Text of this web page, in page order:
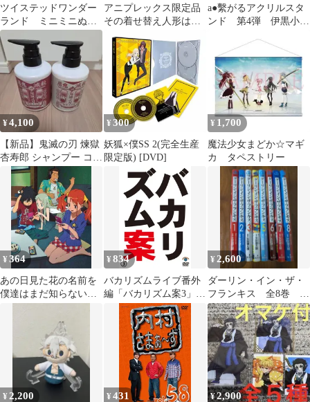
ツイステッドワンダー
ランド ミニミニぬい
ぐるみ ユニオンバー
スデー スカラビア
アニプレックス限定品
その着せ替え人形は恋
をする 喜多川海夢 ナイ
トプールver
a●繫がるアクリルスタ
ンド 第4弾 伊黒小芭
¥4,100
【新品】鬼滅の刃 煉獄
杏寿郎 シャンプー コン
ディショナー
primaniacs
¥ 300
妖狐×僕SS 2(完全生産
限定版) [DVD]
¥ 1,700
魔法少女まどか☆マギ
カ タペストリー
¥364
あの日見た花の名前を
僕達はまだ知らない。
¥834
バカリズムライブ番外
編「バカリズム案3」
[DVD]
¥2,600
ダーリン・イン・ザ・
フランキス 全8巻 初
版 コミックセット
矢吹健太朗
¥ 2,200 ¥431 ¥2,900